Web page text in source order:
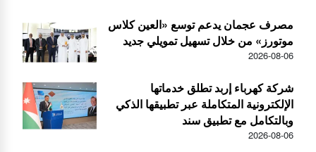
مصرف عجمان يدعم توسع «العين كلاس
موتورز» من خلال تسهيل تمويلي جديد
2026-08-06
شركة كهرباء إربد تطلق خدماتها
الإلكترونية المتكاملة عبر تطبيقها الذكي
وبالتكامل مع تطبيق سند
2026-08-06